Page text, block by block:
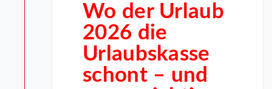
Wo der Urlaub
2026 die
Urlaubskasse
schont – und